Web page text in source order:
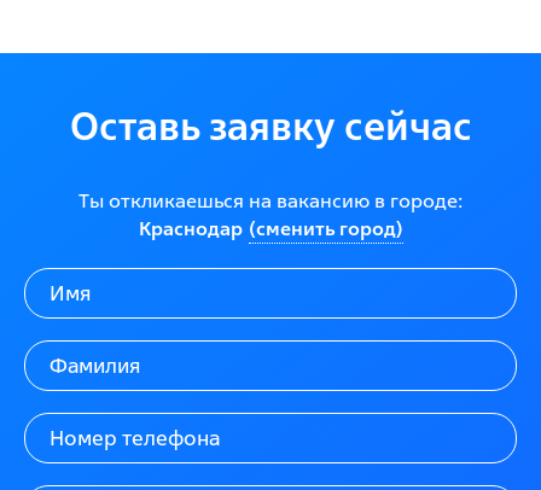
Оставь заявку сейчас
Ты откликаешься на вакансию в городе:
Краснодар (сменить город)